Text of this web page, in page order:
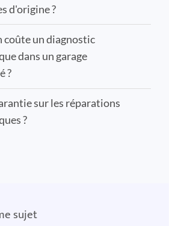
d'origine ?
coûte un diagnostic
dans un garage
?
sur les réparations
?
sujet